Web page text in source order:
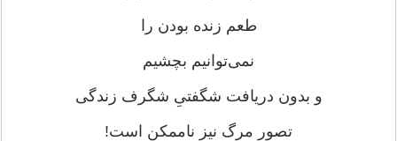
طعم زنده بودن را
نمی‌توانیم بچشیم
و بدون دریافت شگفتیِ شگرف زندگی
تصور مرگ نیز ناممکن است!